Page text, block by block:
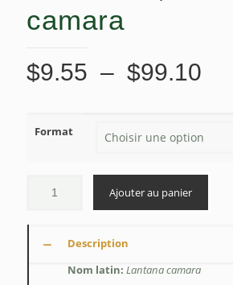
camara
$9.55 – $99.10
à
Format
Ajouter au panier
Description
Nom latin: Lantana camara